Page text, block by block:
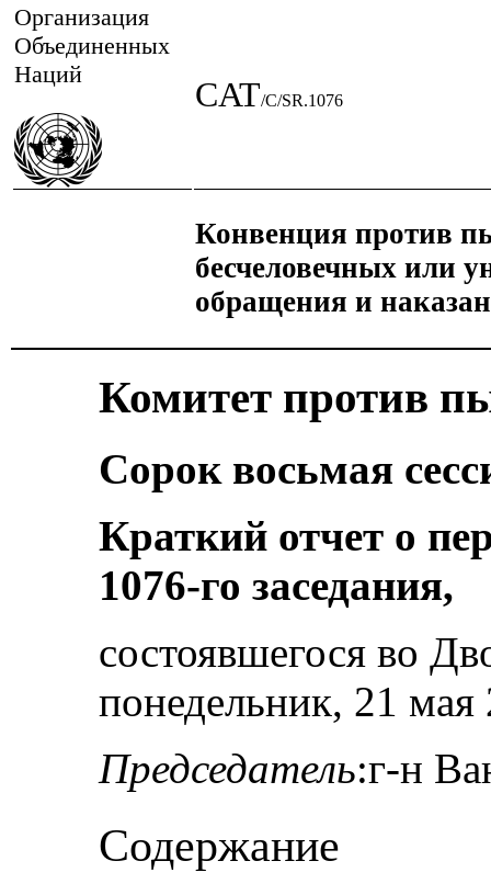
Организация
Объединенных
Наций
CAT/C/SR.1076
Конвенция против
бесчеловечных или
обращения и
Комитет против
Сорок восьмая
Краткий отчет о
1076-го заседания,
состоявшегося во
понедельник, 21
Председатель:г-н
Содержание